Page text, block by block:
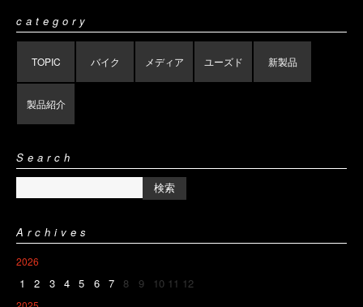
category
TOPIC バイク メディア ユーズド 新製品
製品紹介
Search
Archives
2026
1 2 3 4 5 6 7 8 9 10 11 12